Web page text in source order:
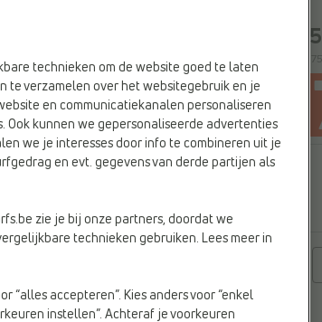
€ 78,75
Vorige laagste prijs: € 78,75
Kleur
technieken om de website goed te laten
te verzamelen over het websitegebruik en je
en communicatiekanalen personaliseren
Ook kunnen we gepersonaliseerde advertenties
we je interesses door info te combineren uit je
en evt. gegevens van derde partijen als
zie je bij onze partners, doordat we
technieken gebruiken. Lees meer in
“alles accepteren”. Kies anders voor “enkel
instellen”. Achteraf je voorkeuren